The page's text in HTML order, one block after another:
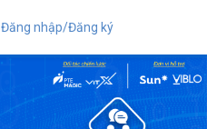
Đăng nhập/Đăng ký